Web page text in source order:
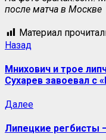
после матча в Москве
Материал
Назад
Мнихович и трое
Сухарев завоевал с
Далее
Липецкие